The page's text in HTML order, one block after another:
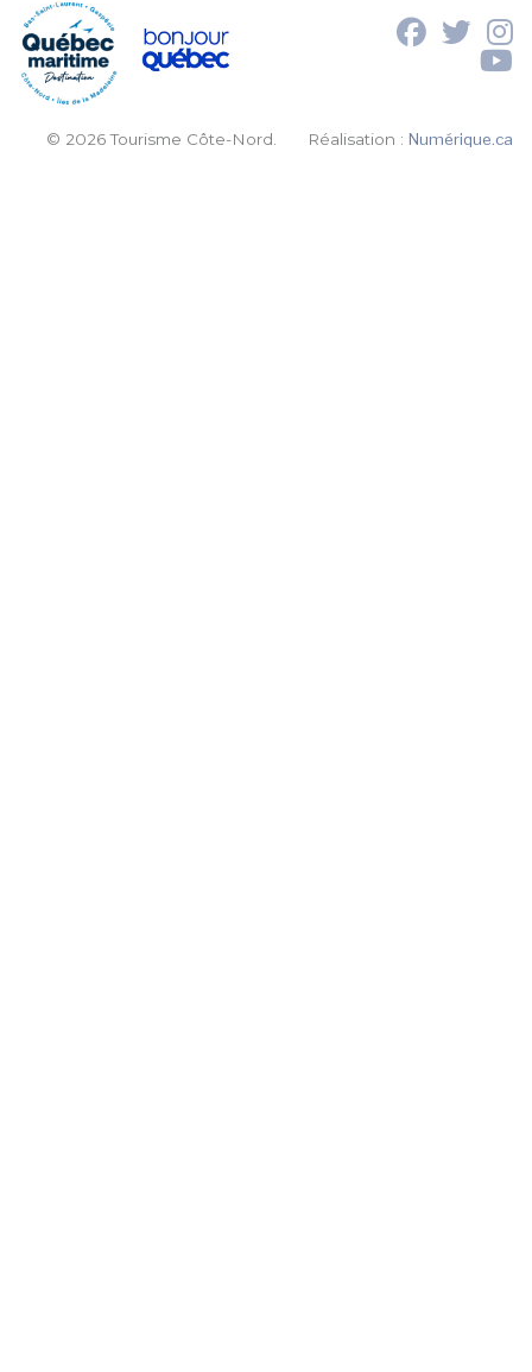
© 2026 Tourisme Côte-Nord. Réalisation :Numérique.ca